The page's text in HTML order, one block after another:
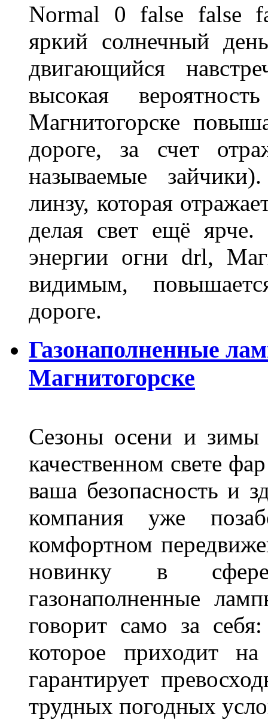
Normal 0 false false
яркий солнечный
двигающийся
высокая
Магнитогорске
дороге, за счет
называемые
линзу, которая
делая свет ещё
энергии огни drl,
видимым,
дороге.
Газонаполненные
Магнитогорске
Сезоны осени и зимы
качественном свете
ваша безопасность и
компания уже
комфортном
новинку в
газонаполненные
говорит само за
которое приходит
гарантирует
трудных погодных